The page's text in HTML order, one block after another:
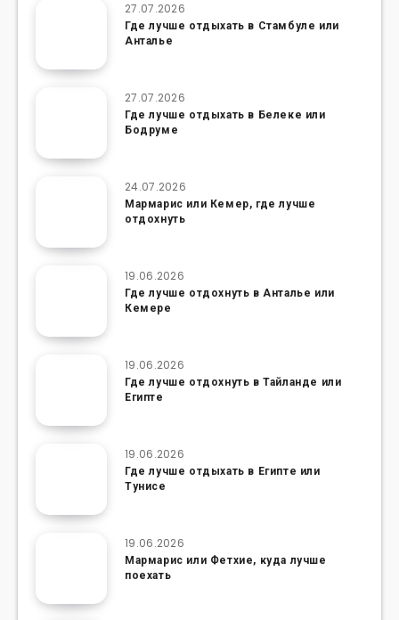
27.07.2026
Где лучше отдыхать в Стамбуле или
Анталье
27.07.2026
Где лучше отдыхать в Белеке или
Бодруме
24.07.2026
Мармарис или Кемер, где лучше
отдохнуть
19.06.2026
Где лучше отдохнуть в Анталье или
Кемере
19.06.2026
Где лучше отдохнуть в Тайланде или
Египте
19.06.2026
Где лучше отдыхать в Египте или
Тунисе
19.06.2026
Мармарис или Фетхие, куда лучше
поехать